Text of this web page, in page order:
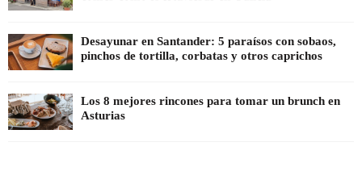
Desayunar en Santander: 5 paraísos con sobaos,
pinchos de tortilla, corbatas y otros caprichos
Los 8 mejores rincones para tomar un brunch en
Asturias